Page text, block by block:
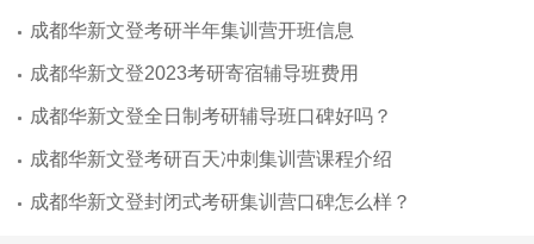
成都华新文登考研半年集训营开班信息
成都华新文登2023考研寄宿辅导班费用
成都华新文登全日制考研辅导班口碑好吗？
成都华新文登考研百天冲刺集训营课程介绍
成都华新文登封闭式考研集训营口碑怎么样？